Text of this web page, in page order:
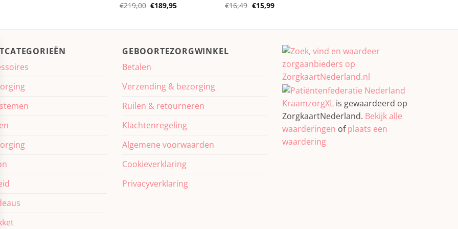
€219,00 Oorspronkelijke
€189,95Huidige
€16,49 Oorspronkelijke
prijs
€15,99Huidige
GEBOORTEZORGWINKEL
Betalen
Verzending & bezorging
Ruilen & retourneren
Klachtenregeling
Algemene voorwaarden
Cookieverklaring
Privacyverklaring
KraamzorgXLis gewaardeerd op
ZorgkaartNederland. Bekijk alle
waarderingen ofplaats een
waardering